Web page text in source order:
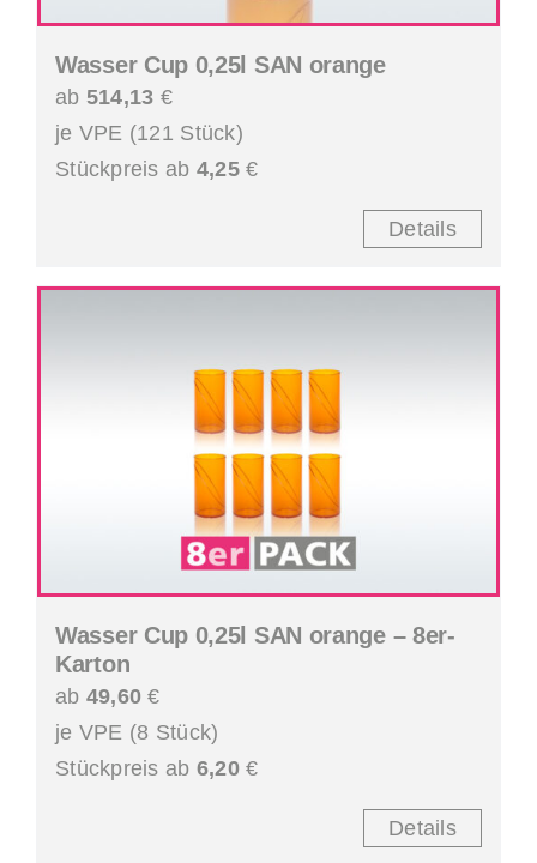
Wasser Cup 0,25l SAN orange
ab 514,13 €
je VPE (121 Stück)
Stückpreis ab 4,25€
Details
Wasser Cup 0,25l SAN orange – 8er-
Karton
ab 49,60 €
je VPE (8 Stück)
Stückpreis ab 6,20€
Details